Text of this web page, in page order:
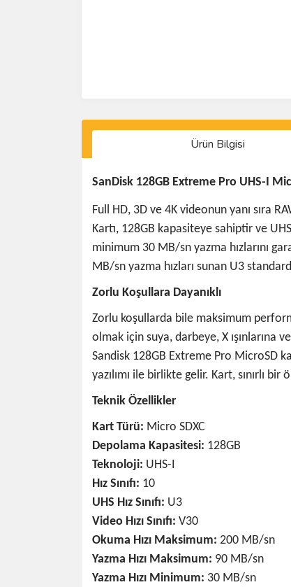
Ürün Bilgisi
SanDisk 128GB Extreme Pro UHS-I
Full HD, 3D ve 4K videonun yanı sıra
Kartı, 128GB kapasiteye sahiptir ve
minimum 30 MB/sn yazma hızlarını
MB/sn yazma hızları sunan U3
Zorlu Koşullara Dayanıklı
Zorlu koşullarda bile maksimum
olmak için suya, darbeye, X ışınlarına
Sandisk 128GB Extreme Pro MicroSD
yazılımı ile birlikte gelir. Kart, sınırlı
Teknik Özellikler
Kart Türü: Micro SDXC
Depolama Kapasitesi: 128GB
Teknoloji: UHS-I
Hız Sınıfı: 10
UHS Hız Sınıfı: U3
Video Hızı Sınıfı: V30
Okuma Hızı Maksimum: 200 MB/sn
Yazma Hızı Maksimum: 90 MB/sn
Yazma Hızı Minimum: 30 MB/sn